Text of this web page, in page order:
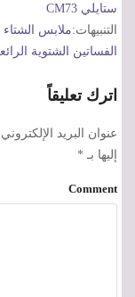
ستايلي CM73
التنبيهات:ملابس الشتاء
الفساتين الشتوية
اترك تعليقاً
عنوان البريد
إليها بـ *
Comment